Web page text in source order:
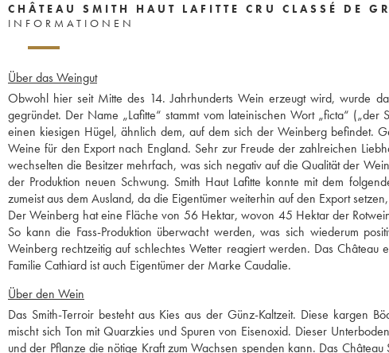
CHÂTEAU SMITH HAUT LAFITTE CRU CLASSÉ DE
INFORMATIONEN
Über das Weingut
Obwohl hier seit Mitte des 14. Jahrhunderts Wein erzeugt wird, wurde
gegründet. Der Name „Lafitte“ stammt vom lateinischen Wort „ficta“
einen kiesigen Hügel, ähnlich dem, auf dem sich der Weinberg befindet.
Weine für den Export nach England. Sehr zur Freude der zahlreichen
wechselten die Besitzer mehrfach, was sich negativ auf die Qualität der
der Produktion neuen Schwung. Smith Haut Lafitte konnte mit dem
zumeist aus dem Ausland, da die Eigentümer weiterhin auf den Export
Der Weinberg hat eine Fläche von 56 Hektar, wovon 45 Hektar der
So kann die Fass-Produktion überwacht werden, was sich wiederum
Weinberg rechtzeitig auf schlechtes Wetter reagiert werden. Das Château
Familie Cathiard ist auch Eigentümer der Marke Caudalie.
Über den Wein
Das Smith-Terroir besteht aus Kies aus der Günz-Kaltzeit. Diese kargen
mischt sich Ton mit Quarzkies und Spuren von Eisenoxid. Dieser
und der Pflanze die nötige Kraft zum Wachsen spenden kann. Das